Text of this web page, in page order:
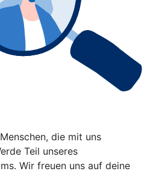
die mit uns
Teil unseres
Wir freuen uns auf deine